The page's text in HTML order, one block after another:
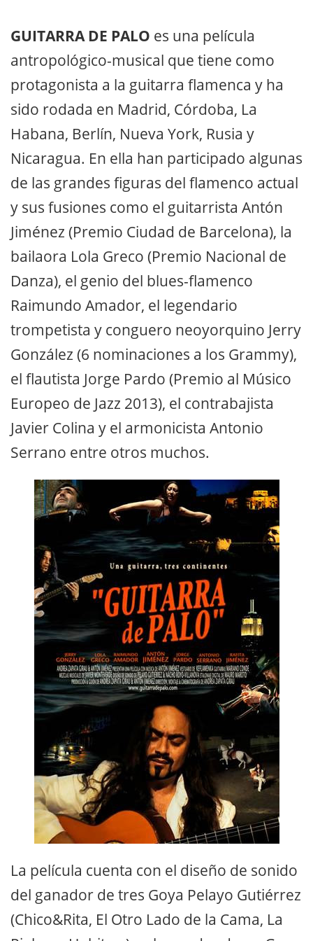
GUITARRA DE PALO es una película
antropológico-musical que tiene como
protagonista a la guitarra flamenca y ha
sido rodada en Madrid, Córdoba, La
Habana, Berlín, Nueva York, Rusia y
Nicaragua. En ella han participado algunas
de las grandes figuras del flamenco actual
y sus fusiones como el guitarrista Antón
Jiménez (Premio Ciudad de Barcelona), la
bailaora Lola Greco (Premio Nacional de
Danza), el genio del blues-flamenco
Raimundo Amador, el legendario
trompetista y conguero neoyorquino Jerry
González (6 nominaciones a los Grammy),
el flautista Jorge Pardo (Premio al Músico
Europeo de Jazz 2013), el contrabajista
Javier Colina y el armonicista Antonio
Serrano entre otros muchos.
La película cuenta con el diseño de sonido
del ganador de tres Goya Pelayo Gutiérrez
(Chico&Rita, El Otro Lado de la Cama, La